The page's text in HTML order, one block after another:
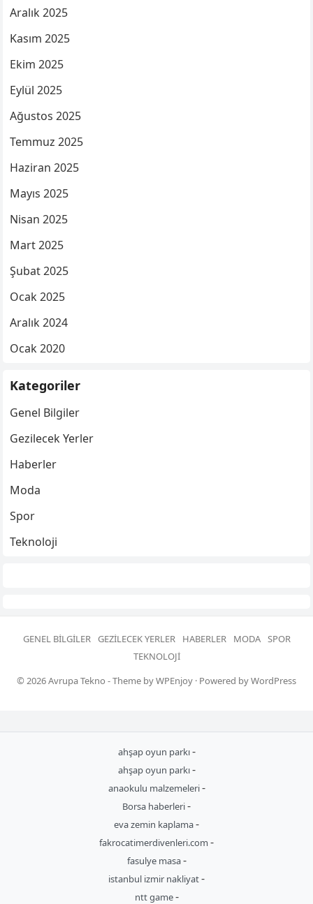
Aralık 2025
Kasım 2025
Ekim 2025
Eylül 2025
Ağustos 2025
Temmuz 2025
Haziran 2025
Mayıs 2025
Nisan 2025
Mart 2025
Şubat 2025
Ocak 2025
Aralık 2024
Ocak 2020
Kategoriler
Genel Bilgiler
Gezilecek Yerler
Haberler
Moda
Spor
Teknoloji
GENEL BILGILER GEZILECEK YERLER HABERLER MODA SPOR
TEKNOLOJI
© 2026Avrupa Tekno - Theme byWPEnjoy · Powered byWordPress
ahşap oyun parkı-
ahşap oyun parkı-
anaokulu malzemeleri-
Borsa haberleri-
eva zemin kaplama-
fakrocatimerdivenleri.com -
fasulye masa-
istanbul izmir nakliyat-
ntt game-